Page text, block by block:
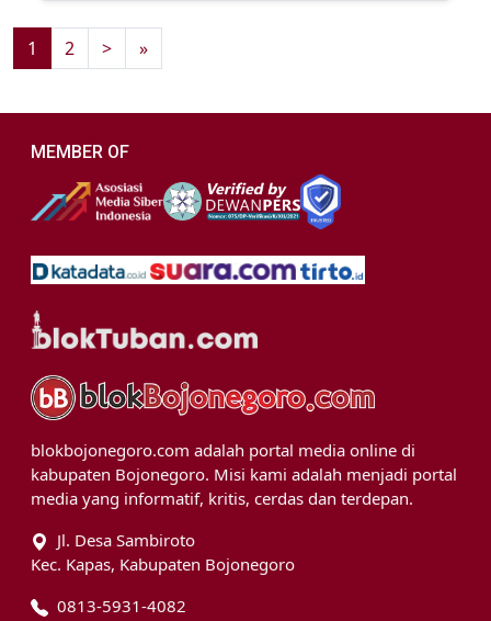
1 2 > »
MEMBER OF
blokbojonegoro.com adalah portal media online di
kabupaten Bojonegoro. Misi kami adalah menjadi portal
media yang informatif, kritis, cerdas dan terdepan.
Jl. Desa Sambiroto
Kec. Kapas, Kabupaten Bojonegoro
0813-5931-4082